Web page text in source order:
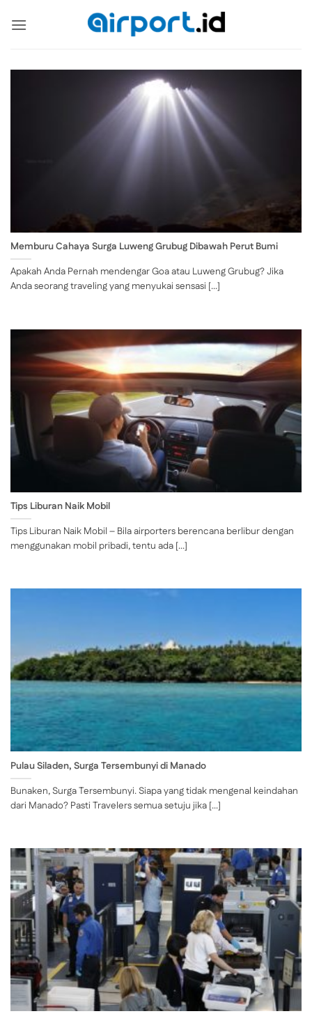
Memburu Cahaya Surga Luweng Grubug Dibawah Perut Bumi
Apakah Anda Pernah mendengar Goa atau Luweng Grubug? Jika
Anda seorang traveling yang menyukai sensasi [...]
Tips Liburan Naik Mobil
Tips Liburan Naik Mobil – Bila airporters berencana berlibur dengan
menggunakan mobil pribadi, tentu ada [...]
Pulau Siladen, Surga Tersembunyi di Manado
Bunaken, Surga Tersembunyi. Siapa yang tidak mengenal keindahan
dari Manado? Pasti Travelers semua setuju jika [...]